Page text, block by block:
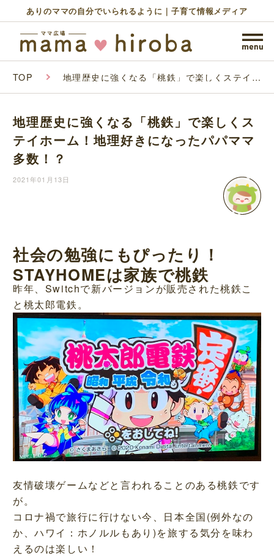
ありのママの自分でいられるように｜子育て情報メディア
TOP 地理歴史に強くなる「桃鉄」で楽しくステイホ
地理歴史に強くなる「桃鉄」で楽しくス
テイホーム！地理好きになったパパママ
多数！？
2021年01月13日
社会の勉強にもぴったり！
STAYHOMEは家族で桃鉄
昨年、Switchで新バージョンが販売された桃鉄こ
と桃太郎電鉄。
友情破壊ゲームなどと言われることのある桃鉄です
が。
コロナ禍で旅行に行けない今、日本全国(例外なの
か、ハワイ：ホノルルもあり)を旅する気分を味わ
えるのは楽しい！